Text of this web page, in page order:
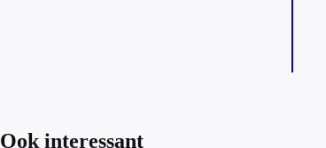
Ook interessant